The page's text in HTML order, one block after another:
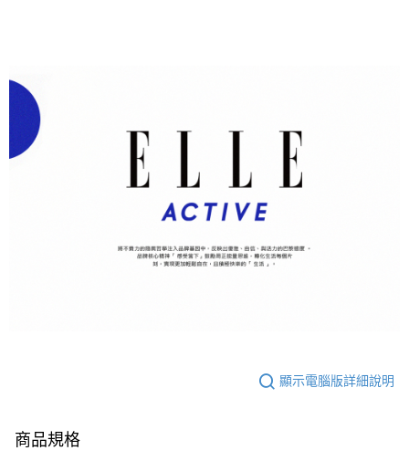
顯示電腦版詳細說明
商品規格